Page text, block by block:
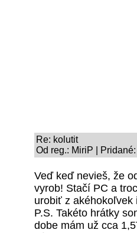
Re: kolutit
Od reg.: MiriP |
Veď keď nevieš, že
vyrob! Stačí PC a
urobiť z akéhokoľvek
P.S. Takéto hrátky
dobe mám už cca